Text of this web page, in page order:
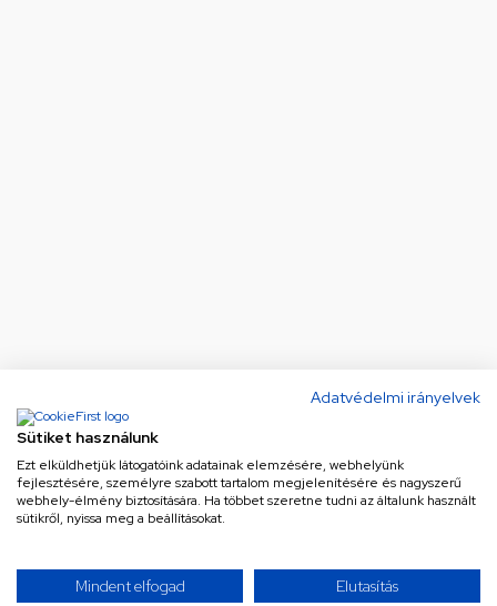
Adatvédelmi irányelvek
Sütiket használunk
Ezt elküldhetjük látogatóink adatainak elemzésére, webhelyünk
fejlesztésére, személyre szabott tartalom megjelenítésére és nagyszerű
webhely-élmény biztosítására. Ha többet szeretne tudni az általunk használt
sütikről, nyissa meg a beállításokat.
Mindent elfogad Elutasítás